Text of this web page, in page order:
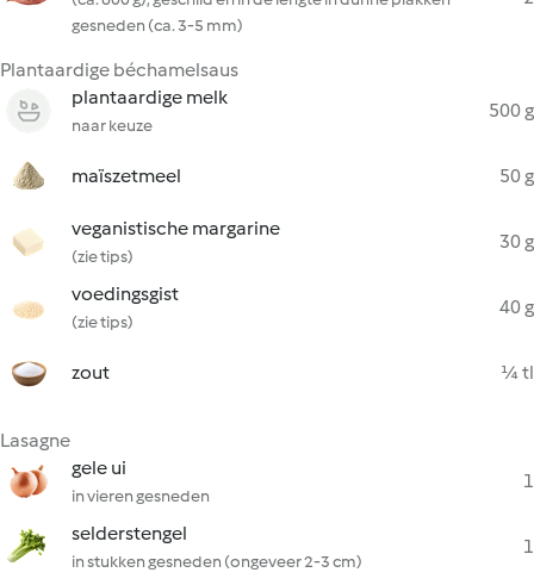
gesneden (ca. 3-5 mm)
Plantaardige béchamelsaus
plantaardige melk
naar keuze
500 g
maïszetmeel 50 g
veganistische margarine
(zie tips)
30 g
voedingsgist
(zie tips)
40 g
zout ¼ tl
Lasagne
gele ui
in vieren gesneden
1
selderstengel
in stukken gesneden (ongeveer 2-3 cm)
1